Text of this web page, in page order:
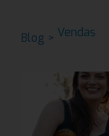
Blog > Vendas